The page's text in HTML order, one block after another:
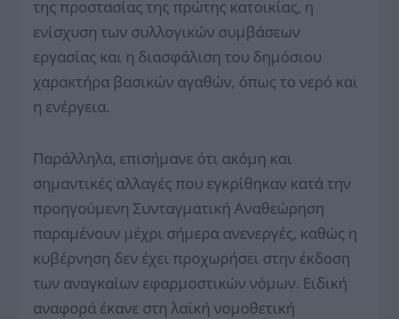
της προστασίας της πρώτης κατοικίας, η
ενίσχυση των συλλογικών συμβάσεων
εργασίας και η διασφάλιση του δημόσιου
χαρακτήρα βασικών αγαθών, όπως το νερό και
η ενέργεια.
Παράλληλα, επισήμανε ότι ακόμη και
σημαντικές αλλαγές που εγκρίθηκαν κατά την
προηγούμενη Συνταγματική Αναθεώρηση
παραμένουν μέχρι σήμερα ανενεργές, καθώς η
κυβέρνηση δεν έχει προχωρήσει στην έκδοση
των αναγκαίων εφαρμοστικών νόμων. Ειδική
αναφορά έκανε στη λαϊκή νομοθετική